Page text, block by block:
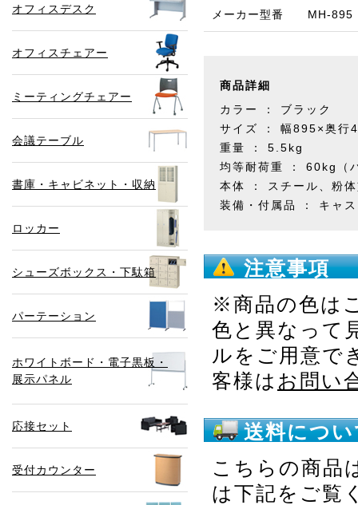
オフィスデスク
オフィスチェアー
ミーティングチェアー
会議テーブル
書庫・キャビネット・収納
ロッカー
シューズボックス・下駄箱
パーテーション
ホワイトボード・電子黒板・
展示パネル
応接セット
受付カウンター
メーカー型番 MH-895
商品詳細
カラー ： ブラック
サイズ ： 幅895×奥
重量 ： 5.5kg
均等耐荷重 ： 60kg（
本体 ： スチール、粉
装備・付属品 ： キャ
注意事項
※商品の色は
色と異なって
ルをご用意で
客様は お問い
送料につ
こちらの商品
は下記をご覧